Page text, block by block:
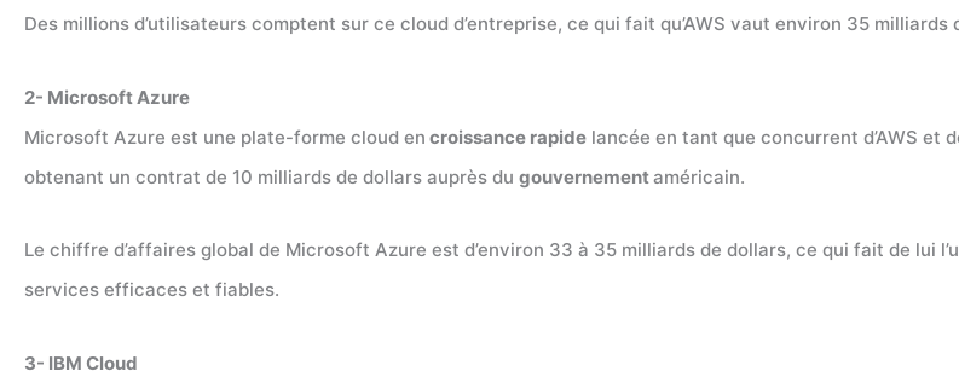
Des millions d’utilisateurs comptent sur ce cloud d’entreprise, ce qui fait qu’AWS vaut environ 35 milliards
2- Microsoft Azure
Microsoft Azure est une plate-forme cloud en croissance rapide lancée en tant que concurrent d’AWS et
obtenant un contrat de 10 milliards de dollars auprès du gouvernementaméricain.
Le chiffre d’affaires global de Microsoft Azure est d’environ 33 à 35 milliards de dollars, ce qui fait de lui
services efficaces et fiables.
3- IBM Cloud